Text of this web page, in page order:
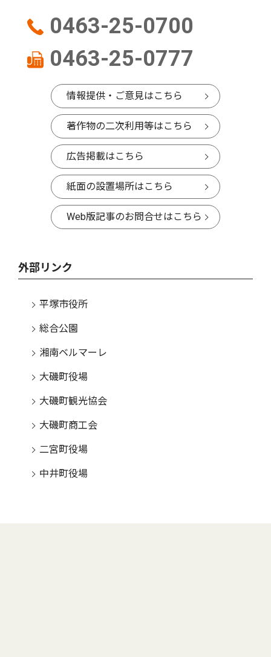
0463-25-0700
0463-25-0777
情報提供・ご意見はこちら
著作物の二次利用等はこちら
広告掲載はこちら
紙面の設置場所はこちら
Web版記事のお問合せはこちら
外部リンク
平塚市役所
総合公園
湘南ベルマーレ
大磯町役場
大磯町観光協会
大磯町商工会
二宮町役場
中井町役場